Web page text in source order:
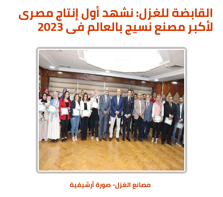
القابضة للغزل: نشهد أول إنتاج مصرى
لأكبر مصنع نسيج بالعالم فى 2023
مصانع الغزل- صورة أرشيفية